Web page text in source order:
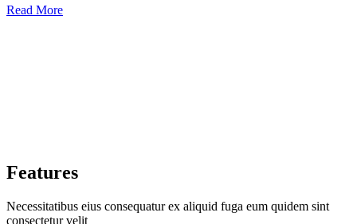
Read More
Features
Necessitatibus eius consequatur ex aliquid fuga eum quidem sint
consectetur velit